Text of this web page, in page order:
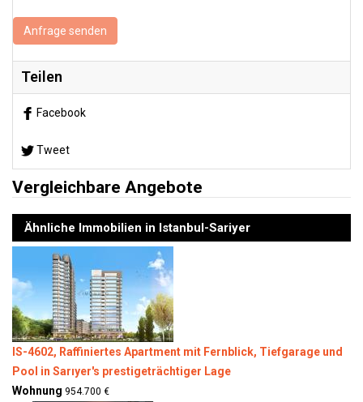
Anfrage senden
Teilen
Facebook
Tweet
Vergleichbare Angebote
Ähnliche Immobilien in Istanbul-Sariyer
IS-4602, Raffiniertes Apartment mit Fernblick, Tiefgarage und
Pool in Sarıyer's prestigeträchtiger Lage
Wohnung 954.700 €